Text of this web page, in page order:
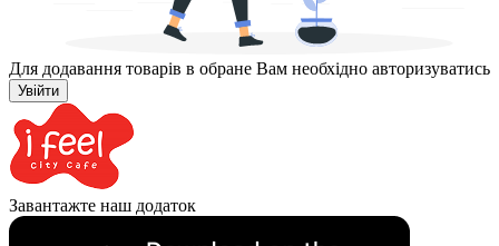
Для додавання товарів в обране Вам необхідно авторизуватись
Увійти
Завантажте наш додаток